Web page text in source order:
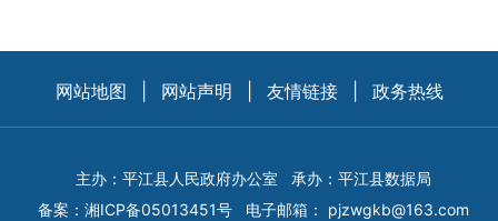
网站地图 网站声明 友情链接 政务热线
主办：平江县人民政府办公室
承办：平江县数据局
备案： 湘ICP备05013451号 电子邮箱： pjzwgkb@163.com